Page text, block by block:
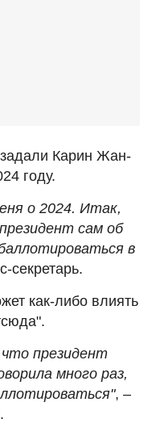
Карин Жан-
году.
о 2024. Итак,
сам об
в
секретарь.
как-либо влиять
президент
много раз,
, –